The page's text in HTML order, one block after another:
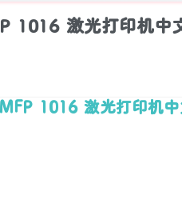
1016 激光打印机中
1016 激光打印机